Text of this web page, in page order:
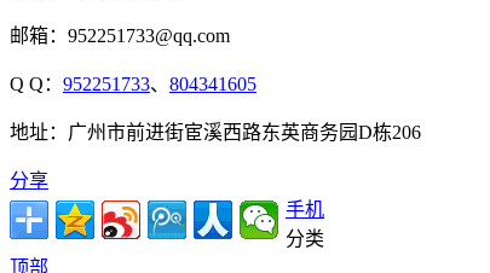
邮箱：952251733@qq.com
Q Q： 952251733、 804341605
地址：广州市前进街宦溪西路东英商务园D栋206
分享
手机
分类
顶部